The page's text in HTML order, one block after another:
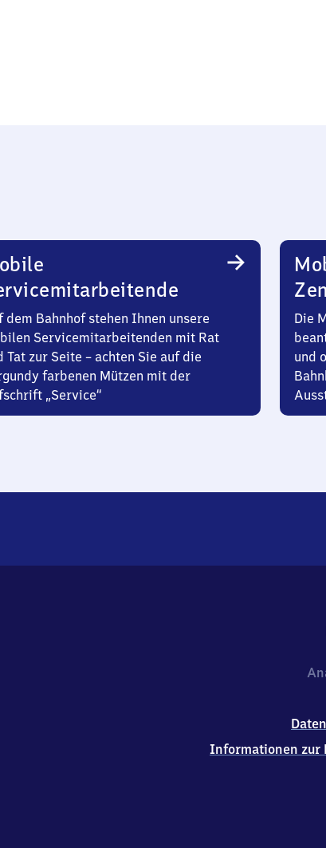
dem Bahnhof stehen Ihnen unsere
Servicemitarbeitenden mit Rat
Tat zur Seite – achten Sie auf die
farbenen Mützen mit der
„Service“
Die
und
Informationen